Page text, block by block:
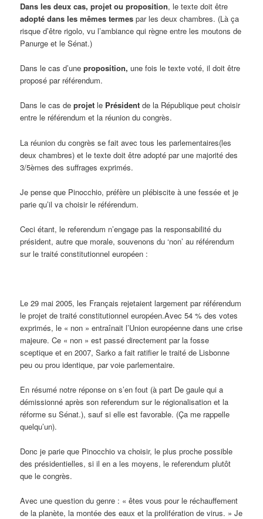
Dans les deux cas, projet ou proposition, le texte doit être
adopté dans les mêmes termes par les deux chambres. (Là ça
risque d’être rigolo, vu l’ambiance qui règne entre les moutons de
Panurge et le Sénat.)
Dans le cas d’uneproposition, une fois le texte voté, il doit être
proposé par référendum.
Dans le cas deprojetle Présidentde la République peut choisir
entre le référendum et la réunion du congrès.
La réunion du congrès se fait avec tous les parlementaires(les
deux chambres) et le texte doit être adopté par une majorité des
3/5èmes des suffrages exprimés.
Je pense que Pinocchio, préfère un plébiscite à une fessée et je
parie qu’il va choisir le référendum.
Ceci étant, le referendum n’engage pas la responsabilité du
président, autre que morale, souvenons du ‘non’ au référendum
sur le traité constitutionnel européen :
Le 29 mai 2005, les Français rejetaient largement par référendum
le projet de traité constitutionnel européen.Avec 54 % des votes
exprimés, le « non » entraînait l’Union européenne dans une crise
majeure. Ce « non » est passé directement par la fosse
sceptique et en 2007, Sarko a fait ratifier le traité de Lisbonne
peu ou prou identique, par voie parlementaire.
En résumé notre réponse on s’en fout (à part De gaule qui a
démissionné après son referendum sur le régionalisation et la
réforme su Sénat.), sauf si elle est favorable. (Ça me rappelle
quelqu’un).
Donc je parie que Pinocchio va choisir, le plus proche possible
des présidentielles, si il en a les moyens, le referendum plutôt
que le congrès.
Avec une question du genre : « êtes vous pour le réchauffement
de la planète, la montée des eaux et la prolifération de virus. » Je